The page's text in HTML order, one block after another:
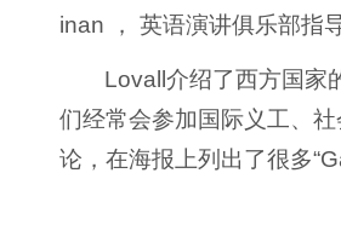
inan ， 英语演讲俱乐部指
Lovall介绍了西方国家
们经常会参加国际义工、
论，在海报上列出了很多